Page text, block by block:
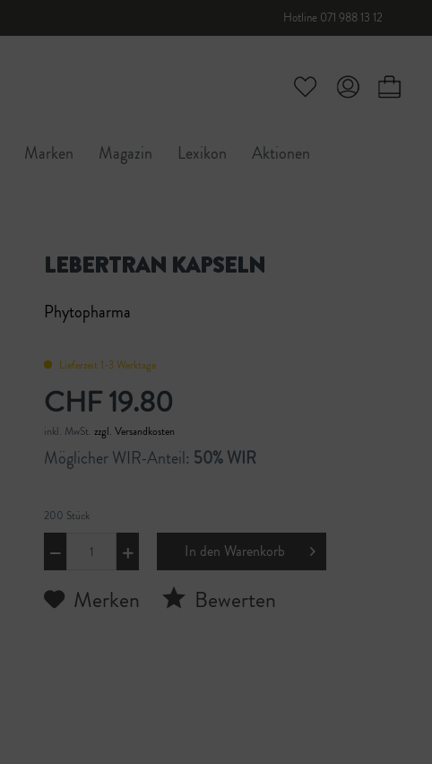
Hotline 071 988 13 12
Marken Magazin Lexikon Aktionen
LEBERTRAN KAPSELN
Phytopharma
Lieferzeit 1-3 Werktage
CHF 19.80
inkl. MwSt.zzgl. Versandkosten
Möglicher WIR-Anteil: 50% WIR
200 Stück
In den Warenkorb
Merken Bewerten